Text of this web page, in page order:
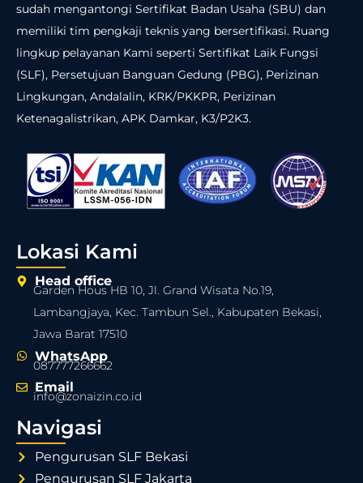
sudah mengantongi Sertifikat Badan Usaha (SBU) dan
memiliki tim pengkaji teknis yang bersertifikasi. Ruang
lingkup pelayanan Kami seperti Sertifikat Laik Fungsi
(SLF), Persetujuan Banguan Gedung (PBG), Perizinan
Lingkungan, Andalalin, KRK/PKKPR, Perizinan
Ketenagalistrikan, APK Damkar, K3/P2K3.
Lokasi Kami
Head office
Garden Hous HB 10, Jl. Grand Wisata No.19,
Lambangjaya, Kec. Tambun Sel., Kabupaten Bekasi,
Jawa Barat 17510
WhatsApp
087777266662
Email
info@zonaizin.co.id
Navigasi
Pengurusan SLF Bekasi
Pengurusan SLF Jakarta